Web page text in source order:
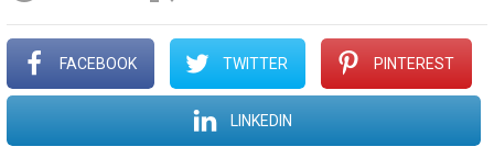
FACEBOOK TWITTER PINTEREST
LINKEDIN